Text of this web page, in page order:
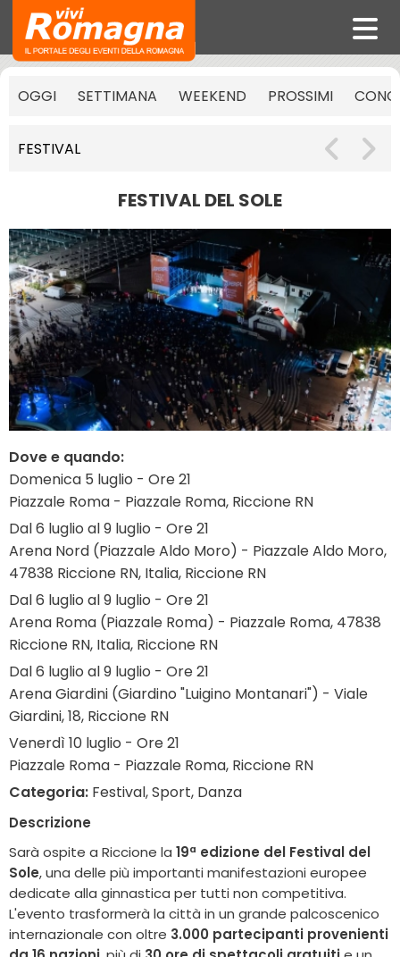
OGGI SETTIMANA WEEKEND PROSSIMI
FESTIVAL
FESTIVAL DEL SOLE
Dove e quando:
Domenica 5 luglio - Ore 21
Piazzale Roma - Piazzale Roma, Riccione RN
Dal 6 luglio al 9 luglio - Ore 21
Arena Nord (Piazzale Aldo Moro) - Piazzale Aldo Moro,
47838 Riccione RN, Italia, Riccione RN
Dal 6 luglio al 9 luglio - Ore 21
Arena Roma (Piazzale Roma) - Piazzale Roma, 47838
Riccione RN, Italia, Riccione RN
Dal 6 luglio al 9 luglio - Ore 21
Arena Giardini (Giardino "Luigino Montanari") - Viale
Giardini, 18, Riccione RN
Venerdì 10 luglio - Ore 21
Piazzale Roma - Piazzale Roma, Riccione RN
Categoria: Festival, Sport, Danza
Descrizione
Sarà ospite a Riccione la 19ª edizione del Festival del
Sole, una delle più importanti manifestazioni europee
dedicate alla ginnastica per tutti non competitiva.
L'evento trasformerà la città in un grande palcoscenico
internazionale con oltre 3.000 partecipanti provenienti